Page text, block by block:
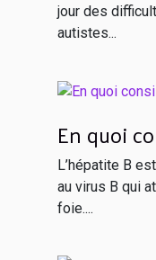
jour des
autistes...
En quoi
L’hépatite B
au virus B qui
foie....